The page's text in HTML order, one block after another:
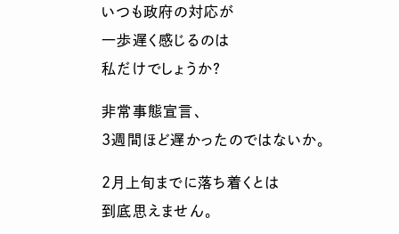
いつも政府の対応が
一歩遅く感じるのは
私だけでしょうか？
非常事態宣言、
3週間ほど遅かったのではないか。
2月上旬までに落ち着くとは
到底思えません。